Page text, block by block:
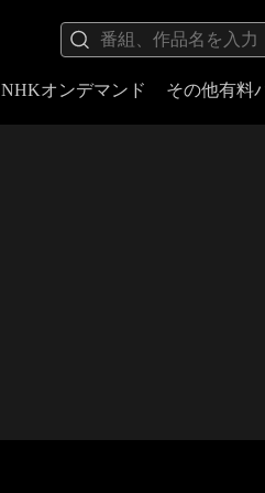
NHKオンデマンド その他有料